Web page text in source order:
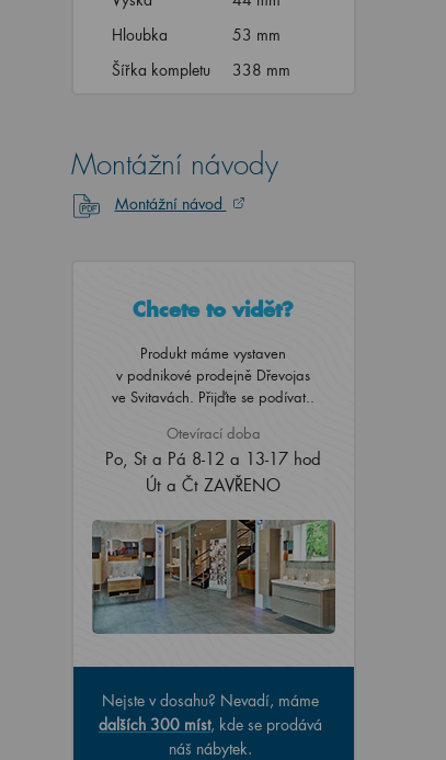
Hloubka
53 mm
Šířka kompletu
338 mm
Montážní návody
Montážní návod
Chcete to vidět?
Produkt máme vystaven
v podnikové prodejně Dřevojas
ve Svitavách. Přijďte se podívat..
Otevírací doba
Po, St a Pá 8-12 a 13-17 hod
Út a Čt ZAVŘENO
Nejste v dosahu? Nevadí, máme
dalších 300 míst, kde se prodává
náš nábytek.